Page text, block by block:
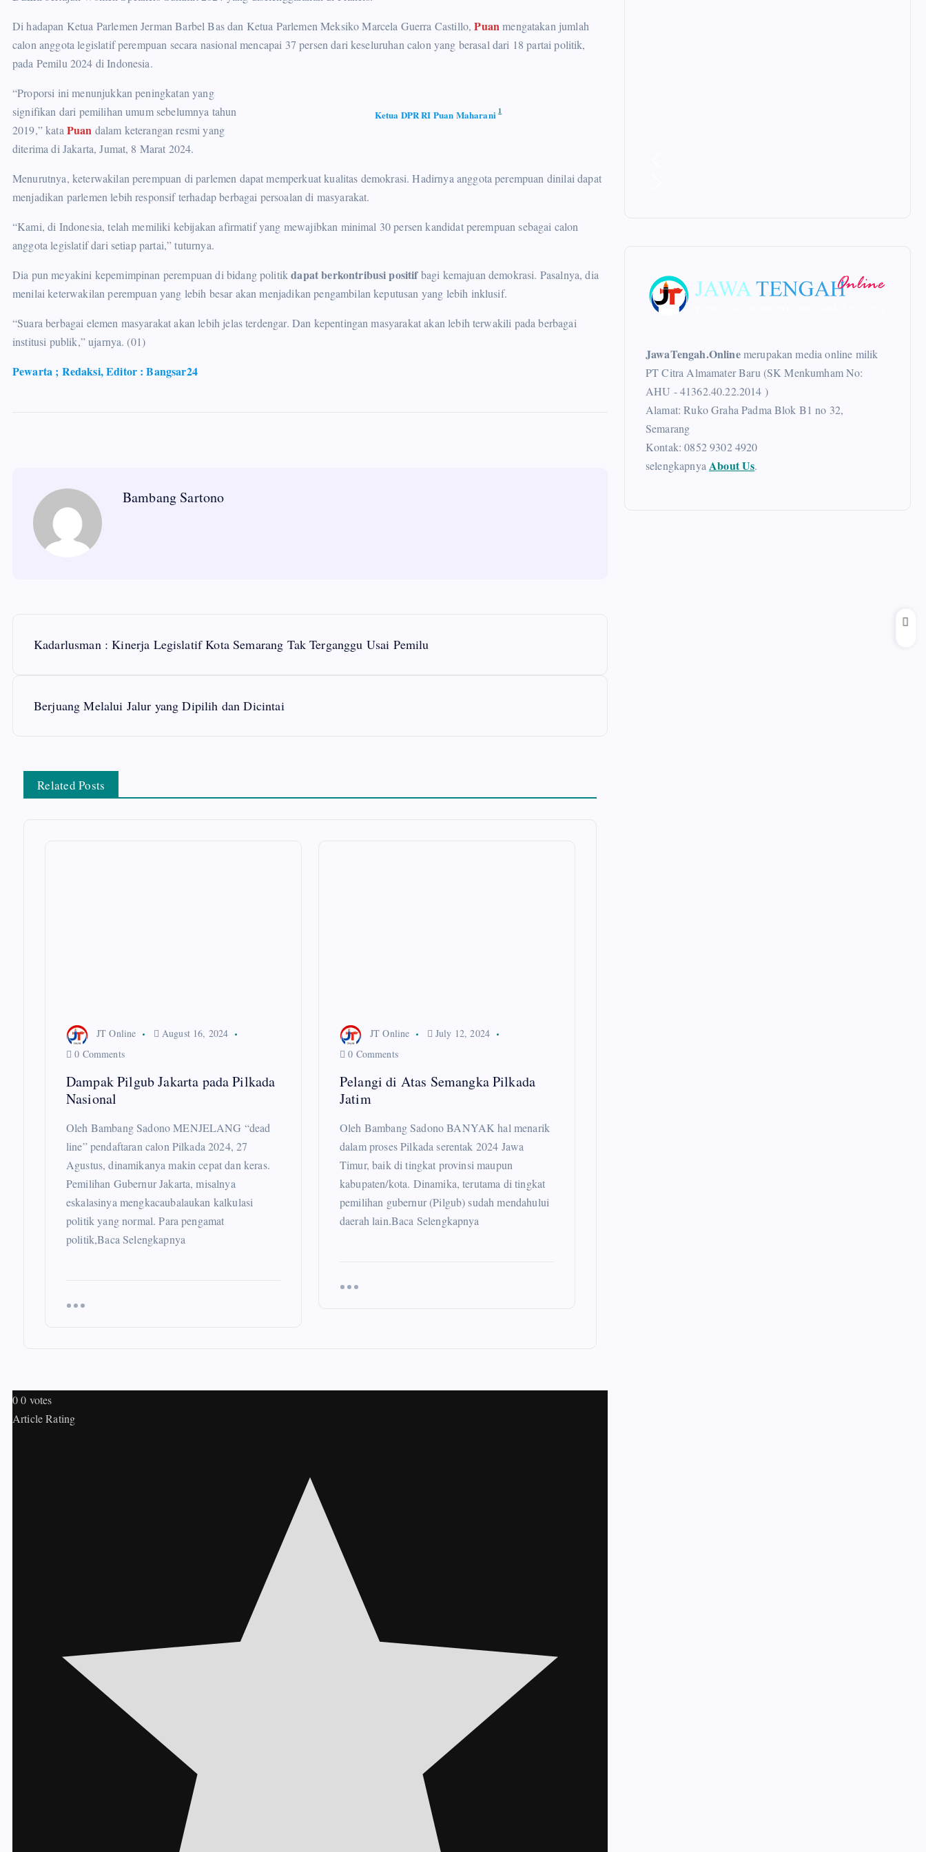
Di hadapan Ketua Parlemen Jerman Barbel Bas dan Ketua Parlemen Meksiko Marcela Guerra Castillo,Puanmengatakan jumlah
calon anggota legislatif perempuan secara nasional mencapai 37 persen dari keseluruhan calon yang berasal dari 18 partai politik,
pada Pemilu 2024 di Indonesia.
Ketua DPR RI Puan Maharani 1
“Proporsi ini menunjukkan peningkatan yang
signifikan dari pemilihan umum sebelumnya tahun
2019,” kata Puan dalam keterangan resmi yang
diterima di Jakarta, Jumat, 8 Marat 2024.
Menurutnya, keterwakilan perempuan di parlemen dapat memperkuat kualitas demokrasi. Hadirnya anggota perempuan dinilai dapat
menjadikan parlemen lebih responsif terhadap berbagai persoalan di masyarakat.
“Kami, di Indonesia, telah memiliki kebijakan afirmatif yang mewajibkan minimal 30 persen kandidat perempuan sebagai calon
anggota legislatif dari setiap partai,” tuturnya.
Dia pun meyakini kepemimpinan perempuan di bidang politikdapat berkontribusi positifbagi kemajuan demokrasi. Pasalnya, dia
menilai keterwakilan perempuan yang lebih besar akan menjadikan pengambilan keputusan yang lebih inklusif.
“Suara berbagai elemen masyarakat akan lebih jelas terdengar. Dan kepentingan masyarakat akan lebih terwakili pada berbagai
institusi publik,” ujarnya. (01)
Pewarta ; Redaksi, Editor : Bangsar24
Bambang Sartono
n
Kadarlusman : Kinerja Legislatif Kota Semarang Tak Terganggu Usai Pemilu
Berjuang Melalui Jalur yang Dipilih dan Dicintai
Related Posts
JT Online
August 16, 2024
0 Comments
Dampak Pilgub Jakarta pada Pilkada
Nasional
Oleh Bambang Sadono MENJELANG “dead
line” pendaftaran calon Pilkada 2024, 27
Agustus, dinamikanya makin cepat dan keras.
Pemilihan Gubernur Jakarta, misalnya
eskalasinya mengkacaubalaukan kalkulasi
politik yang normal. Para pengamat
politik,Baca Selengkapnya
JT Online
July 12, 2024
0 Comments
Pelangi di Atas Semangka Pilkada
Jatim
Oleh Bambang Sadono BANYAK hal menarik
dalam proses Pilkada serentak 2024 Jawa
Timur, baik di tingkat provinsi maupun
kabupaten/kota. Dinamika, terutama di tingkat
pemilihan gubernur (Pilgub) sudah mendahului
daerah lain.Baca Selengkapnya
0 0 votes
Article Rating
JawaTengah.Onlinemerupakan media online milik
PT Citra Almamater Baru (SK Menkumham No:
AHU - 41362.40.22.2014 )
Alamat: Ruko Graha Padma Blok B1 no 32,
Semarang
Kontak: 0852 9302 4920
selengkapnya About Us.